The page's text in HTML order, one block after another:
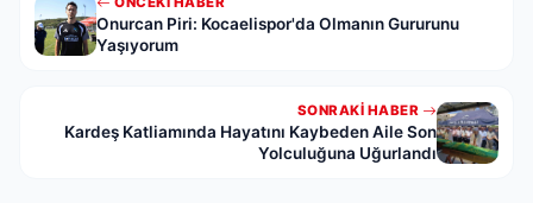
Onurcan Piri: Kocaelispor'da Olmanın Gururunu
Yaşıyorum
SONRAKI HABER
Kardeş Katliamında Hayatını Kaybeden Aile Son
Yolculuğuna Uğurlandı